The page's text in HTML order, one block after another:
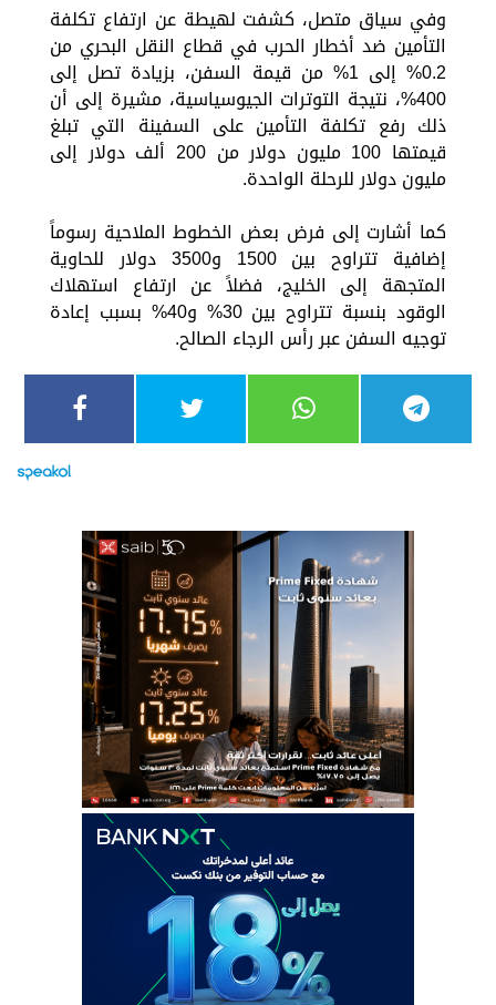
وفي سياق متصل، كشفت لهيطة عن ارتفاع تكلفة
التأمين ضد أخطار الحرب في قطاع النقل البحري من
0.2% إلى 1% من قيمة السفن، بزيادة تصل إلى
400%، نتيجة التوترات الجيوسياسية، مشيرة إلى أن
ذلك رفع تكلفة التأمين على السفينة التي تبلغ
قيمتها 100 مليون دولار من 200 ألف دولار إلى
مليون دولار للرحلة الواحدة.
كما أشارت إلى فرض بعض الخطوط الملاحية رسوماً
إضافية تتراوح بين 1500 و3500 دولار للحاوية
المتجهة إلى الخليج، فضلاً عن ارتفاع استهلاك
الوقود بنسبة تتراوح بين 30% و40% بسبب إعادة
توجيه السفن عبر رأس الرجاء الصالح.